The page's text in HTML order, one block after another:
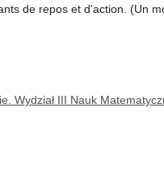
de repos et d'action. (Un
Wydział III Nauk